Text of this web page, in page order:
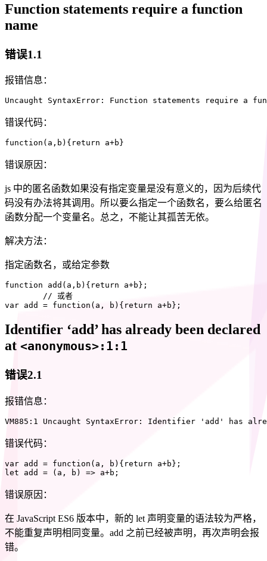
Function statements require a function
name
错误1.1
报错信息：
Uncaught SyntaxError : Function statements require a
错误代码：
function ( a , b ) { return a+b }
错误原因：
js 中的匿名函数如果没有指定变量是没有意义的，因为后续代
码没有办法将其调用。所以要么指定一个函数名，要么给匿名
函数分配一个变量名。总之，不能让其孤苦无依。
解决方法：
指定函数名，或给定参数
function add ( a , b ) { return a+b } ;
// 或者
var add = function ( a , b ) { return a+b } ;
Identifier ‘add’ has already been declared
at <anonymous>:1:1
错误2.1
报错信息：
VM885 : 1 Uncaught SyntaxError : Identifier 'add' has
错误代码：
var add = function ( a , b ) { return a+b } ;
let
add = ( a , b ) => a+b ;
错误原因：
在 JavaScript ES6 版本中，新的 let 声明变量的语法较为严格，
不能重复声明相同变量。add 之前已经被声明，再次声明会报
错。